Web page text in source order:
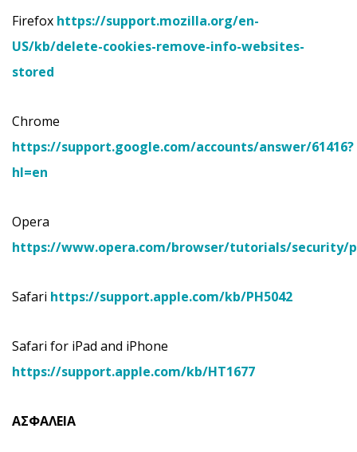
Firefox https://support.mozilla.org/en-
US/kb/delete-cookies-remove-info-websites-
stored
Chrome
https://support.google.com/accounts/answer/61416?
hl=en
Opera
https://www.opera.com/browser/tutorials/security/
Safari https://support.apple.com/kb/PH5042
Safari for iPad and iPhone
https://support.apple.com/kb/HT1677
ΑΣΦΑΛΕΙΑ